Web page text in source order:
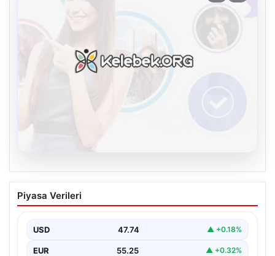
Kelebek.Org İle Sanal İletişimin Seviyeli
Adresi Ve Sohbet Deneyimi
oluşturması büyük bir hassasiyet ifade etmektedir.
Halen…
Piyasa Verileri
USD 47.74 ▲ +0.18%
EUR 55.25 ▲ +0.32%